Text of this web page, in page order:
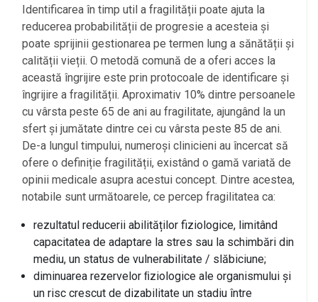
Identificarea în timp util a fragilității poate ajuta la
reducerea probabilității de progresie a acesteia și
poate sprijinii gestionarea pe termen lung a sănătății și
calității vieții. O metodă comună de a oferi acces la
această îngrijire este prin protocoale de identificare și
îngrijire a fragilității. Aproximativ 10% dintre persoanele
cu vârsta peste 65 de ani au fragilitate, ajungând la un
sfert și jumătate dintre cei cu vârsta peste 85 de ani.
De-a lungul timpului, numeroși clinicieni au încercat să
ofere o definiție fragilității, existând o gamă variată de
opinii medicale asupra acestui concept. Dintre acestea,
notabile sunt următoarele, ce percep fragilitatea ca:
rezultatul reducerii abilităților fiziologice, limitând
capacitatea de adaptare la stres sau la schimbări din
mediu, un status de vulnerabilitate / slăbiciune;
diminuarea rezervelor ﬁziologice ale organismului și
un risc crescut de dizabilitate un stadiu între